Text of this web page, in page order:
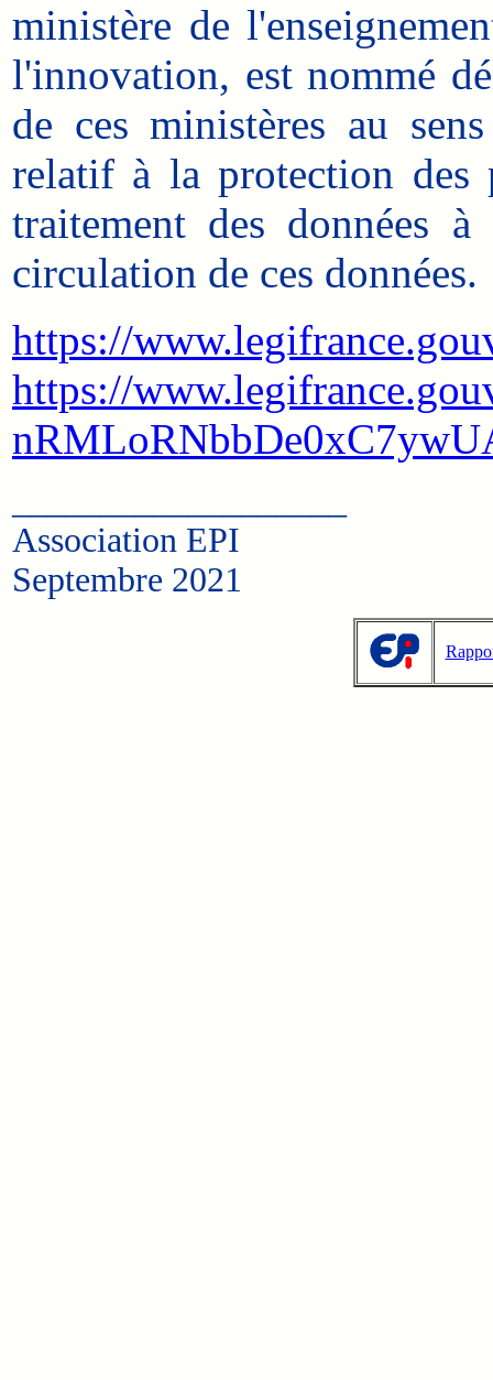
ministère de
l'innovation, est nommé
de ces ministères au
relatif à la protection des
traitement des données
circulation de ces données.
https://
https://
Association EPI
Septembre 2021